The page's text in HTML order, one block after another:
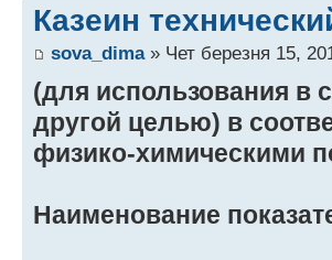
Казеин
sova_dima» Чет березня 15,
(для использования в
другой целью) в
физико-химическими
Наименование